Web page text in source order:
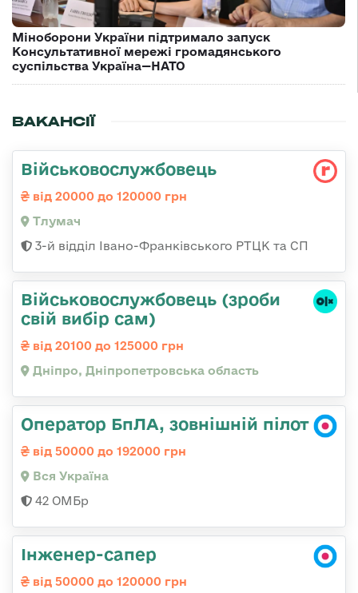
Міноборони України підтримало запуск
Консультативної мережі громадянського
суспільства Україна—НАТО
ВАКАНСІЇ
Військовослужбовець
від 20000 до 120000 грн
Тлумач
3-й відділ Івано-Франківського РТЦК та СП
Військовослужбовець (зроби
свій вибір сам)
від 20100 до 125000 грн
Дніпро, Дніпропетровська область
Оператор БпЛА, зовнішній пілот
від 50000 до 192000 грн
Вся Україна
42 ОМБр
Інженер-сапер
від 50000 до 120000 грн